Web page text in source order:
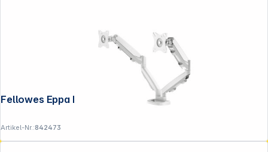
Fellowes Eppa Doppel Monitorarm weiß
Artikel-Nr.:842473